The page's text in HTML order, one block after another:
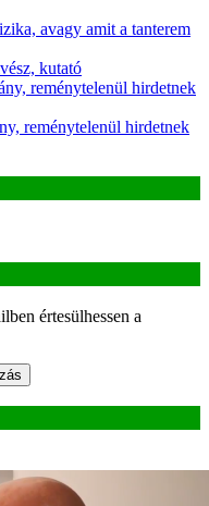
avagy amit a tanterem
kutató
reménytelenül hirdetnek
reménytelenül hirdetnek
értesülhessen a